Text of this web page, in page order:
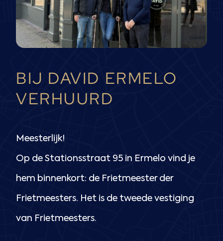
BIJ DAVID ERMELO
VERHUURD
Meesterlijk!
Op de Stationsstraat 95 in Ermelo vind je
hem binnenkort: de Frietmeester der
Frietmeesters. Het is de tweede vestiging
van Frietmeesters.